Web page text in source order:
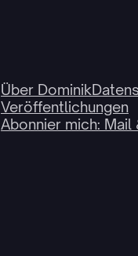
Über Dominik
Veröffentlichungen
Abonnier mich: Mail